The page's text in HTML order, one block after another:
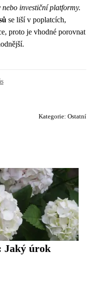
investiční platformy.
se liší v poplatcích,
proto je vhodné porovnat
Kategorie: Ostatní
Jaký úrok